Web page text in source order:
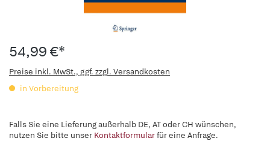
54,99 €*
Preise inkl. MwSt., ggf. zzgl. Versandkosten
in Vorbereitung
Falls Sie eine Lieferung außerhalb DE, AT oder CH wünschen,
nutzen Sie bitte unser Kontaktformularfür eine Anfrage.